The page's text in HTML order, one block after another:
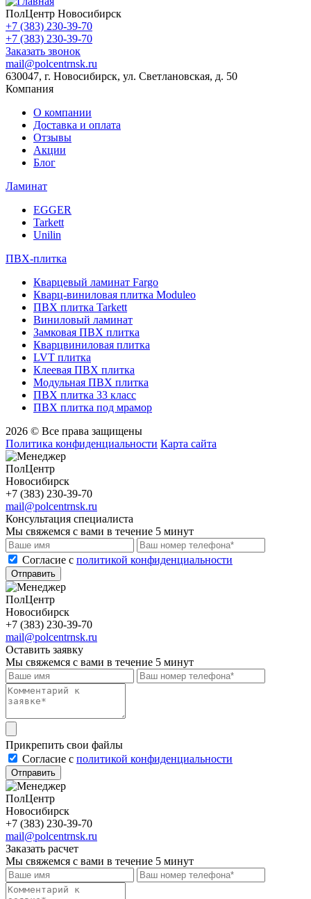
ПолЦентр Новосибирск
+7 (383) 230-39-70
+7 (383) 230-39-70
Заказать звонок
mail@polcentrnsk.ru
630047, г. Новосибирск, ул. Светлановская, д. 50
Компания
О компании
Доставка и оплата
Отзывы
Акции
Блог
Ламинат
EGGER
Tarkett
Unilin
ПВХ-плитка
Кварцевый ламинат Fargo
Кварц-виниловая плитка Moduleo
ПВХ плитка Tarkett
Виниловый ламинат
Замковая ПВХ плитка
Кварцвиниловая плитка
LVT плитка
Клеевая ПВХ плитка
Модульная ПВХ плитка
ПВХ плитка 33 класс
ПВХ плитка под мрамор
2026 © Все права защищены
Политика конфиденциальности Карта сайта
ПолЦентр
Новосибирск
+7 (383) 230-39-70
mail@polcentrnsk.ru
Консультация специалиста
Мы свяжемся с вами в течение 5 минут
Cогласие с политикой конфиденциальности
Отправить
ПолЦентр
Новосибирск
+7 (383) 230-39-70
mail@polcentrnsk.ru
Оставить заявку
Мы свяжемся с вами в течение 5 минут
Прикрепить свои файлы
Cогласие с политикой конфиденциальности
Отправить
ПолЦентр
Новосибирск
+7 (383) 230-39-70
mail@polcentrnsk.ru
Заказать расчет
Мы свяжемся с вами в течение 5 минут